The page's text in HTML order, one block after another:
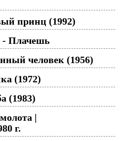
принц (1992)
- Плачешь
человек (1956)
(1972)
(1983)
|
г.